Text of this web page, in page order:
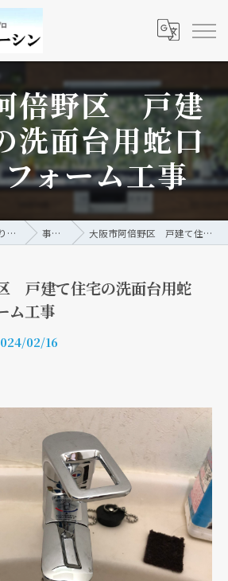
倍野区 戸建
洗面台用蛇口
ォーム工事
大阪府大阪市の水回りリフォームなら株式会社トーシン 事例/ブログ 大阪市阿倍野区 戸建て住宅の洗面台用蛇口取替リフォーム工事
戸建て住宅の洗面台用蛇
ム工事
02/16